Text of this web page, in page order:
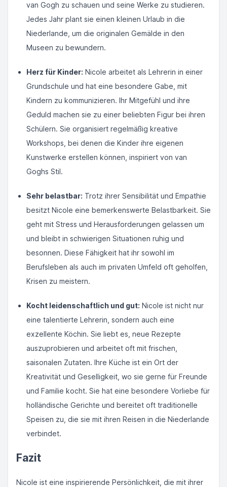
van Gogh zu schauen und seine Werke zu studieren.
Jedes Jahr plant sie einen kleinen Urlaub in die
Niederlande, um die originalen Gemälde in den
Museen zu bewundern.
Herz für Kinder: Nicole arbeitet als Lehrerin in einer
Grundschule und hat eine besondere Gabe, mit
Kindern zu kommunizieren. Ihr Mitgefühl und ihre
Geduld machen sie zu einer beliebten Figur bei ihren
Schülern. Sie organisiert regelmäßig kreative
Workshops, bei denen die Kinder ihre eigenen
Kunstwerke erstellen können, inspiriert von van
Goghs Stil.
Sehr belastbar: Trotz ihrer Sensibilität und Empathie
besitzt Nicole eine bemerkenswerte Belastbarkeit. Sie
geht mit Stress und Herausforderungen gelassen um
und bleibt in schwierigen Situationen ruhig und
besonnen. Diese Fähigkeit hat ihr sowohl im
Berufsleben als auch im privaten Umfeld oft geholfen,
Krisen zu meistern.
Kocht leidenschaftlich und gut: Nicole ist nicht nur
eine talentierte Lehrerin, sondern auch eine
exzellente Köchin. Sie liebt es, neue Rezepte
auszuprobieren und arbeitet oft mit frischen,
saisonalen Zutaten. Ihre Küche ist ein Ort der
Kreativität und Geselligkeit, wo sie gerne für Freunde
und Familie kocht. Sie hat eine besondere Vorliebe für
holländische Gerichte und bereitet oft traditionelle
Speisen zu, die sie mit ihren Reisen in die Niederlande
verbindet.
Fazit
Nicole ist eine inspirierende Persönlichkeit, die mit ihrer